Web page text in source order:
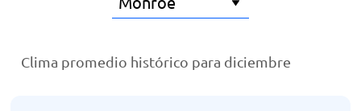
Clima promedio histórico para diciembre